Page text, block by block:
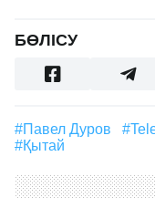
БӨЛІСУ
#Павел Дуров
#Қытай